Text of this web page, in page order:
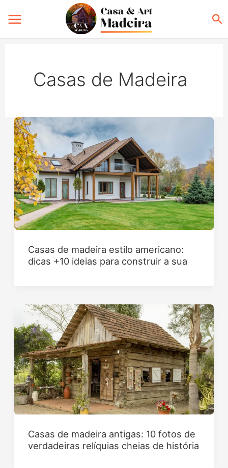
para
o
Casas de Madeira
Casas de madeira estilo americano:
dicas +10 ideias para construir a sua
Casas de madeira antigas: 10 fotos de
verdadeiras relíquias cheias de história